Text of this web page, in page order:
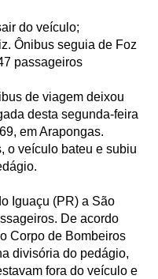
do veículo;
Ônibus seguia de Foz
passageiros
de viagem deixou
desta segunda-feira
em Arapongas.
o veículo bateu e subiu
Iguaçu (PR) a São
De acordo
Corpo de Bombeiros
divisória do pedágio,
fora do veículo e